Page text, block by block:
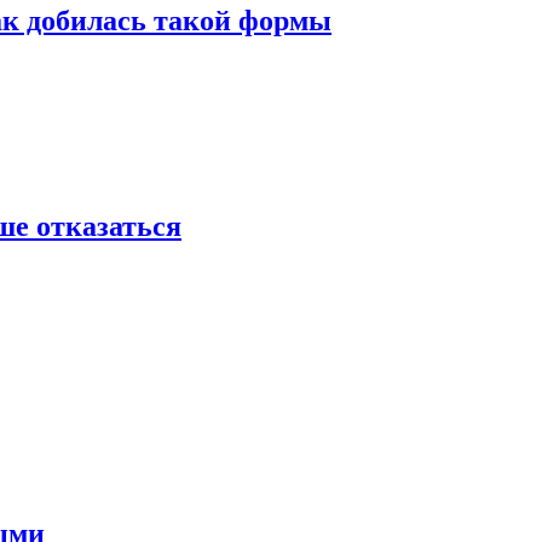
добилась такой формы
отказаться